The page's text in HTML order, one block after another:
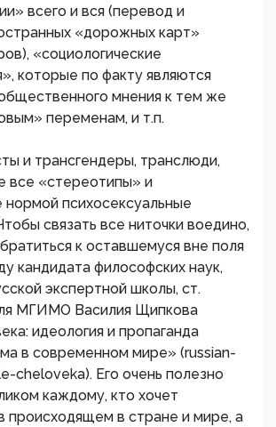
всего и вся (перевод и
«дорожных карт»
«социологические
которые по факту являются
мнения к тем же
переменам, и т.п.
и трансгендеры, транслюди,
«стереотипы» и
психосексуальные
связать все ниточки воедино,
к оставшемуся вне поля
кандидата философских наук,
экспертной школы, ст.
МГИМО Василия Щипкова
идеология и пропаганда
в современном мире» (russian-
cheloveka). Его очень полезно
каждому, кто хочет
происходящем в стране и мире, а